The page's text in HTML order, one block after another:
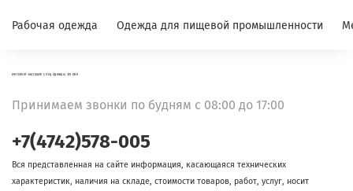
Рабочая одежда Одежда для пищевой промышленности
ИНТЕРНЕТ-МАГАЗИН СПЕЦОДЕЖДЫ ФЛОКК
Принимаем звонки по будням с 08:00 до 17:00
+7(4742)578-005
Вся представленная на сайте информация, касающаяся технических
характеристик, наличия на складе, стоимости товаров, работ, услуг, носит